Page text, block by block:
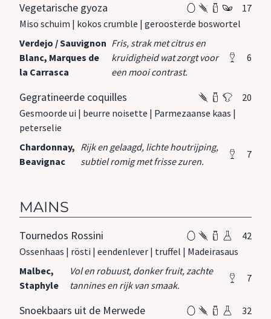
Vegetarische gyoza
17
Miso schuim | kokos crumble | geroosterde boswortel
Verdejo / Sauvignon
Blanc, Marques de
la Carrasca
Fris, strak met citrus en
kruidigheid wat zorgt voor
een mooi contrast.
6
Gegratineerde coquilles
20
Gesmoorde ui | beurre noisette | Parmezaanse kaas |
peterselie
Chardonnay,
Beavignac
Rijk en gelaagd, lichte houtrijping,
subtiel romig met frisse zuren.
7
MAINS
Tournedos Rossini
42
Ossenhaas | rösti | eendenlever | truffel | Madeirasaus
Malbec,
Staphyle
Vol en robuust, donker fruit, zachte
tannines en rijk van smaak.
7
Snoekbaars uit de Merwede
32